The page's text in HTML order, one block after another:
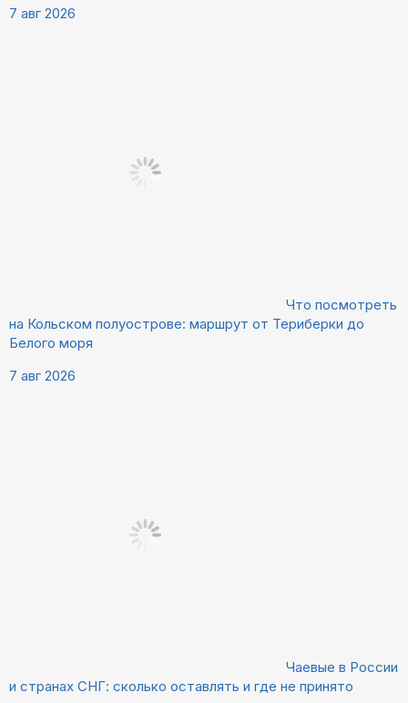
7 авг 2026
Что посмотреть
на Кольском полуострове: маршрут от Териберки до
Белого моря
7 авг 2026
Чаевые в России
и странах СНГ: сколько оставлять и где не принято